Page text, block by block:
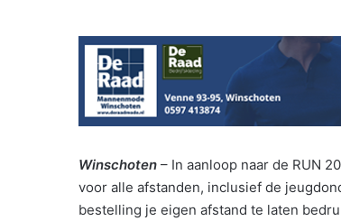
Winschoten – In aanloop naar de RUN
voor alle afstanden, inclusief de
bestelling je eigen afstand te laten